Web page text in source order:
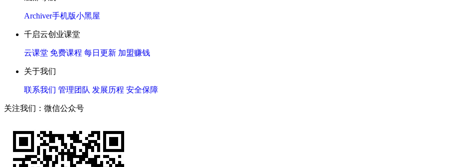
Archiver手机版小黑屋
千启云创业课堂
云课堂 免费课程 每日更新 加盟赚钱
关于我们
联系我们 管理团队 发展历程 安全保障
关注我们：微信公众号